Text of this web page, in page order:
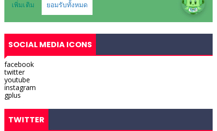
SOCIAL MEDIA ICONS
facebook
twitter
youtube
instagram
gplus
TWITTER